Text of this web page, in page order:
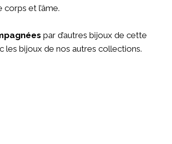
et l’âme.
par d’autres bijoux de cette
les bijoux de nos autres collections.